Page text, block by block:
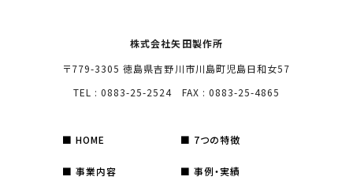
株式会社矢田製作所
〒779-3305 徳島県吉野川市川島町児島日和女57
TEL : 0883-25-2524 FAX : 0883-25-4865
HOME 7つの特徴
事業内容 事例・実績